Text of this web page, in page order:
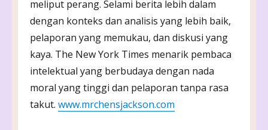
meliput perang. Selami berita lebih dalam
dengan konteks dan analisis yang lebih baik,
pelaporan yang memukau, dan diskusi yang
kaya. The New York Times menarik pembaca
intelektual yang berbudaya dengan nada
moral yang tinggi dan pelaporan tanpa rasa
takut. www.mrchensjackson.com